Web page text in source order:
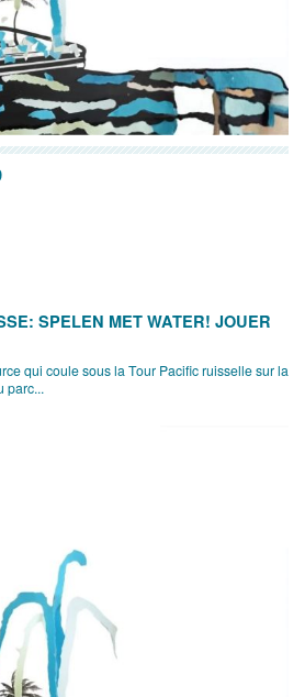
SPELEN MET WATER! JOUER
qui coule sous la Tour Pacific ruisselle sur la
parc...